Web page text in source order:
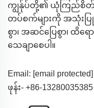
ကျွန်ုပ်တို့၏ ယုံကြည်စိတ်ခ
တပ်စက်များကို အသုံးပ
စွာ၊ အဆင်ပြေစွာ၊ ထိရ
သေချာစေပါ။
Email: [email protected]
ဖုန်း- +86-13280035385